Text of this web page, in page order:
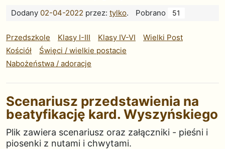
Dodany 02-04-2022 przez: tylko. Pobrano 51
Przedszkole Klasy I-III Klasy IV-VI
Wielki Post
Kościół
Święci / wielkie postacie
Nabożeństwa / adoracje
Scenariusz przedstawienia na
beatyfikację kard. Wyszyńskiego
Plik zawiera scenariusz oraz załączniki - pieśni i
piosenki z nutami i chwytami.